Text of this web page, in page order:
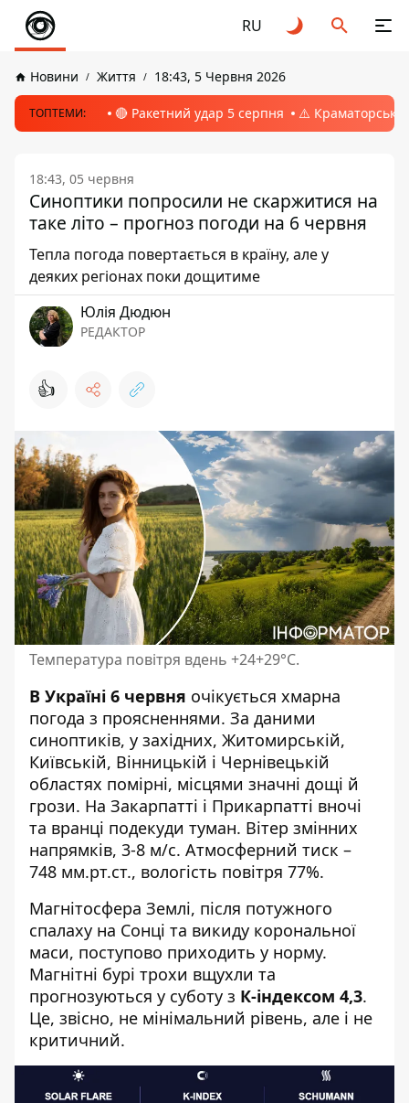
RU
Новини Життя 18:43, 5 Червня 2026
ТОПТЕМИ: 🔴 Ракетний удар 5 серпня ⚠️ Краматорськ,
18:43, 05 червня
Синоптики попросили не скаржитися на
таке літо – прогноз погоди на 6 червня
Тепла погода повертається в країну, але у
деяких регіонах поки дощитиме
Юлія Дюдюн
РЕДАКТОР
👍
Температура повітря вдень +24+29°С.
В Україні 6 червня очікується хмарна
погода з проясненнями. За даними
синоптиків, у західних, Житомирській,
Київській, Вінницькій і Чернівецькій
областях помірні, місцями значні дощі й
грози. На Закарпатті і Прикарпатті вночі
та вранці подекуди туман. Вітер змінних
напрямків, 3-8 м/с. Атмосферний тиск –
748 мм.рт.ст., вологість повітря 77%.
Магнітосфера Землі, після потужного
спалаху на Сонці та викиду корональної
маси, поступово приходить у норму.
Магнітні бурі трохи вщухли та
прогнозуються у суботу з К-індексом 4,3.
Це, звісно, не мінімальний рівень, але і не
критичний.